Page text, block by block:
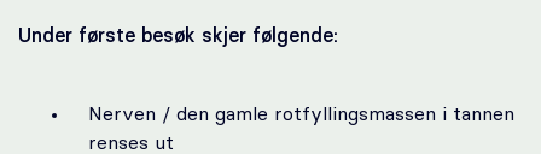
Under første besøk skjer følgende:
Nerven / den gamle rotfyllingsmassen i tannen
renses ut